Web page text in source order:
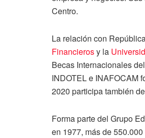
Centro.
La relación con
Financierosy la
Becas Internacionales
INDOTEL e INAFOCAM
2020 participa también
Forma parte del Grupo
en 1977, más de